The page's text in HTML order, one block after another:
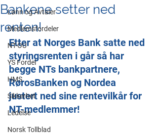
Lønn og Avtaler
Medlemsfordeler
NT-OU
YS Fordel
HMS
Sikkerhet
Ledelse
Norsk Tollblad
Bankene setter ned
renten!
Etter at Norges Bank satte ned
styringsrenten i går så har
begge NTs bankpartnere,
RørosBanken og Nordea
justert ned sine rentevilkår for
NT-medlemmer!